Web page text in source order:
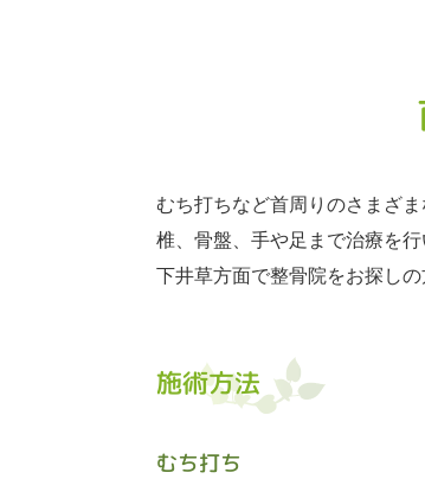
むち打ちなど首周りのさまざ
椎、骨盤、手や足まで治療を
下井草方面で整骨院をお探し
施術方法
むち打ち